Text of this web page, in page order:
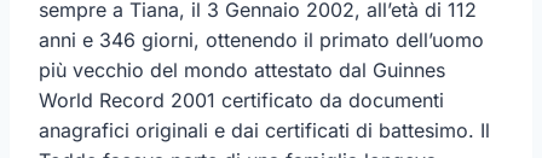
sempre a Tiana, il 3 Gennaio 2002, all’età di 112
anni e 346 giorni, ottenendo il primato dell’uomo
più vecchio del mondo attestato dal Guinnes
World Record 2001 certificato da documenti
anagrafici originali e dai certificati di battesimo. Il